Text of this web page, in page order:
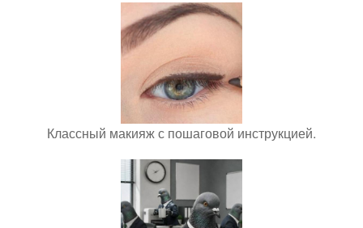
Классный макияж с пошаговой инструкцией.